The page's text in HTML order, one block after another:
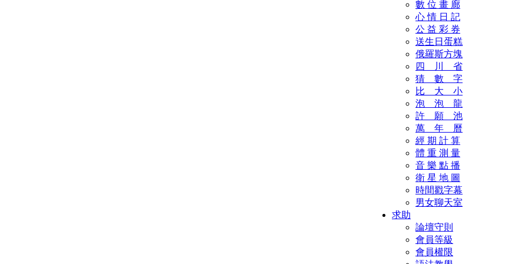
數 位 畫 廊
心 情 日 記
公 益 彩 券
送生日蛋糕
俄羅斯方塊
四 川 省
猜 數 字
比 大 小
泡 泡 龍
許 願 池
萬 年 曆
經 期 計 算
體 重 測 量
音 樂 點 播
衛 星 地 圖
時間戳字幕
男女聊天室
求助
論壇守則
會員等級
會員權限